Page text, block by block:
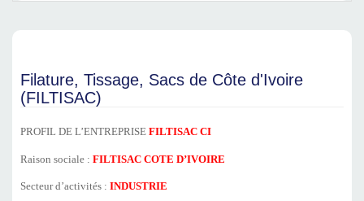
Filature, Tissage, Sacs de Côte d'Ivoire
(FILTISAC)
PROFIL DE L’ENTREPRISE FILTISAC CI
Raison sociale : FILTISAC COTE D’IVOIRE
Secteur d’activités : INDUSTRIE